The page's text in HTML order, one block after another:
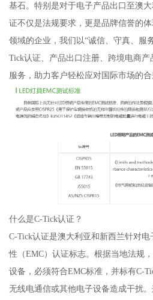
基石。特别是对于电子产品出口至澳
证不仅是法规要求，更是品牌信誉的
领域的企业，我们以“诚信、守真、服
Tick认证、产品出口注册、跨境电商
服务，助力客户轻松应对国际市场的合
什么是C-Tick认证？
C-Tick认证是澳大利亚和新西兰针对
性（EMC）认证标志。根据当地法规
设备，必须符合EMC标准，并标有C-
无线电通信或其他电子设备造成干扰